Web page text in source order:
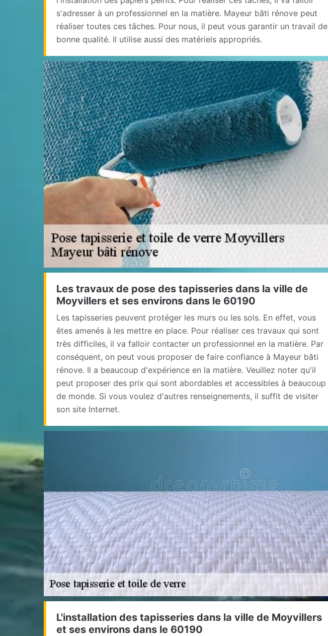
s'adresser à un professionnel en la matière. Mayeur bâti rénove peut
réaliser toutes ces tâches. Pour nous, il peut vous garantir un travail de
bonne qualité. Il utilise aussi des matériels appropriés.
Les travaux de pose des tapisseries dans la ville de
Moyvillers et ses environs dans le 60190
Les tapisseries peuvent protéger les murs ou les sols. En effet, vous
êtes amenés à les mettre en place. Pour réaliser ces travaux qui sont
très difficiles, il va falloir contacter un professionnel en la matière. Par
conséquent, on peut vous proposer de faire confiance à Mayeur bâti
rénove. Il a beaucoup d'expérience en la matière. Veuillez noter qu'il
peut proposer des prix qui sont abordables et accessibles à beaucoup
de monde. Si vous voulez d'autres renseignements, il suffit de visiter
son site Internet.
L'installation des tapisseries dans la ville de Moyvillers
et ses environs dans le 60190